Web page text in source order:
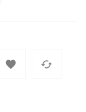
 